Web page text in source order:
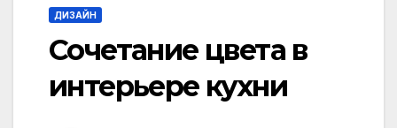
ДИЗАЙН
Сочетание цвета в
интерьере кухни